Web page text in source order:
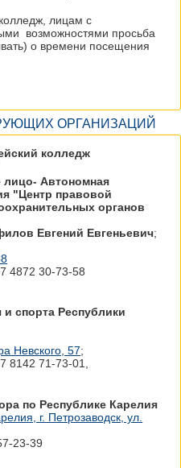
лицам с
возможностями просьба
о времени посещения
ОРГАНИЗАЦИЙ
колледж
Автономная
"Центр правовой
органов
Евгений Евгеньевич;
4872 30‑73-58
спорта Республики
Невского, 57;
8142 71‑73-01,
по Республике Карелия
г. Петрозаводск, ул.
23-39